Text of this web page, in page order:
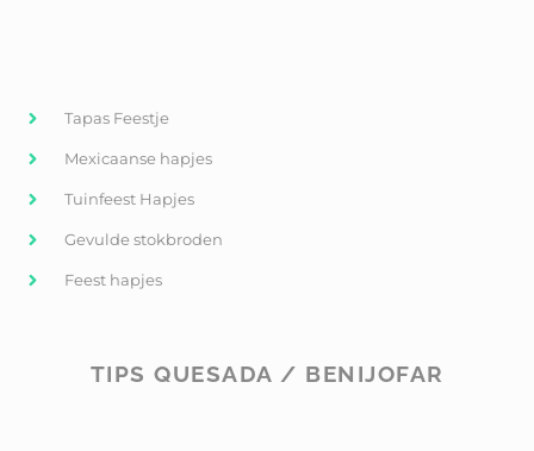
Tapas Feestje
Mexicaanse hapjes
Tuinfeest Hapjes
Gevulde stokbroden
Feest hapjes
TIPS QUESADA / BENIJOFAR